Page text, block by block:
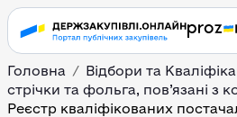
Головна Відбори та
стрічки та фольга, пов’язані з
Реєстр кваліфікованих